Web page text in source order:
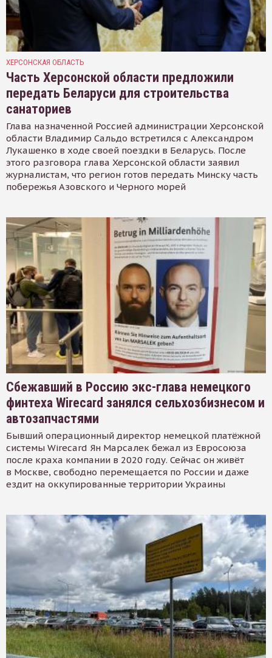
ХЕРСОНСКАЯ ОБЛАСТЬ
Часть Херсонской области предложили
передать Беларуси для строительства
санаториев
Глава назначенной Россией администрации Херсонской
области Владимир Сальдо встретился с Александром
Лукашенко в ходе своей поездки в Беларусь. После
этого разговора глава Херсонской области заявил
журналистам, что регион готов передать Минску часть
побережья Азовского и Черного морей
Сбежавший в Россию экс-глава немецкого
финтеха Wirecard занялся сельхозбизнесом и
автозапчастями
Бывший операционный директор немецкой платёжной
системы Wirecard Ян Марсалек бежал из Евросоюза
после краха компании в 2020 году. Сейчас он живёт
в Москве, свободно перемещается по России и даже
ездит на оккупированные территории Украины